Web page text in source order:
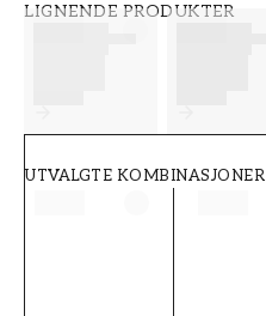
LIGNENDE PRODUKTER
UTVALGTE KOMBINASJONER